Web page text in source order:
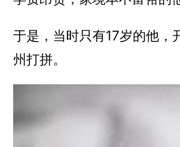
于是，当时只有17岁的他，
州打拼。